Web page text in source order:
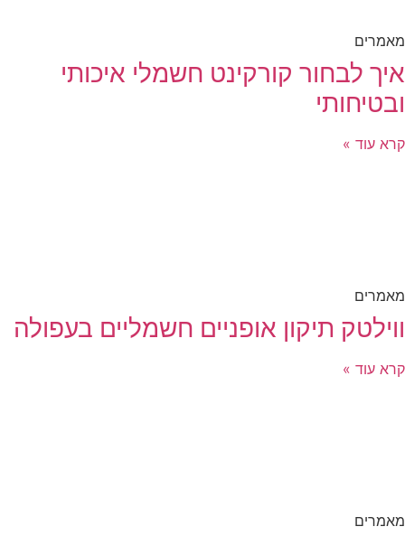
מאמרים
איך לבחור קורקינט חשמלי איכותי
ובטיחותי
קרא עוד »
מאמרים
ווילטק תיקון אופניים חשמליים בעפולה
קרא עוד »
מאמרים